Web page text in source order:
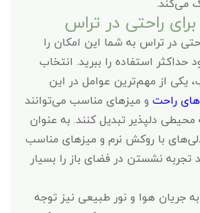
راحتی در تراس
در تراس به شما این امکان را
استفاده را ببرید. انتخاب
یکی از مهم‌ترین عوامل در این
راحت و میزهای مناسب می‌توانند
دلپذیر تبدیل کنند. به عنوان
با روکش نرم و میزهای مناسب
تجربه نشستن در فضای باز را بسیار
به جریان هوا و نور طبیعی نیز توجه